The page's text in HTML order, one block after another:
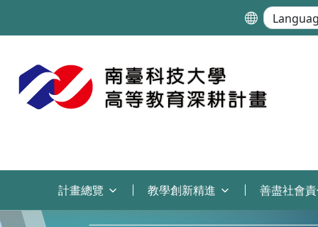
計畫總覽 教學創新精進 善盡社會